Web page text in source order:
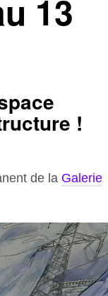
13
!
de la Galerie